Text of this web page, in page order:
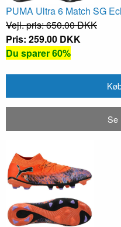
PUMA Ultra 6 Match SG
Vejl. pris: 650.00 DKK
Pris: 259.00 DKK
Du sparer 60%
Se